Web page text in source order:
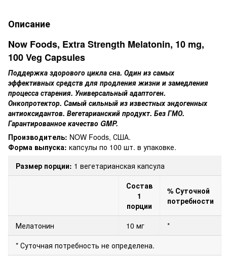
Описание
Now Foods, Extra Strength Melatonin, 10 mg,
100 Veg Capsules
Поддержка здорового цикла сна. Один из самых
эффективных средств для продления жизни и замедления
процесса старения. Универсальный адаптоген.
Онкопротектор. Самый сильный из известных эндогенных
антиоксидантов. Вегетарианский продукт. Без ГМО.
Гарантированное качество GMP.
Производитель: NOW Foods, США.
Форма выпуска: капсулы по 100 шт. в упаковке.
Размер порции: 1 вегетарианская капсула
Состав
1
порции
% Суточной
потребности
Мелатонин 10 мг
*
* Суточная потребность не определена.